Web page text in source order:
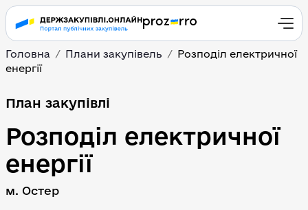
Головна Плани закупівель
Розподіл електричної
енергії
План закупівлі
Розподіл електричної
енергії
м. Остер